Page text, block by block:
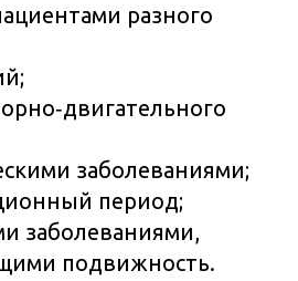
разного
заболеваниями;
период;
заболеваниями,
подвижность.